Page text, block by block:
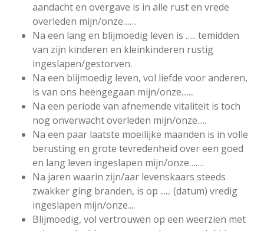
aandacht en overgave is in alle rust en vrede
overleden mijn/onze……
Na een lang en blijmoedig leven is ….. temidden
van zijn kinderen en kleinkinderen rustig
ingeslapen/gestorven.
Na een blijmoedig leven, vol liefde voor anderen,
is van ons heengegaan mijn/onze.......
Na een periode van afnemende vitaliteit is toch
nog onverwacht overleden mijn/onze.....
Na een paar laatste moeilijke maanden is in volle
berusting en grote tevredenheid over een goed
en lang leven ingeslapen mijn/onze…….
Na jaren waarin zijn/aar levenskaars steeds
zwakker ging branden, is op ...... (datum) vredig
ingeslapen mijn/onze....
Blijmoedig, vol vertrouwen op een weerzien met